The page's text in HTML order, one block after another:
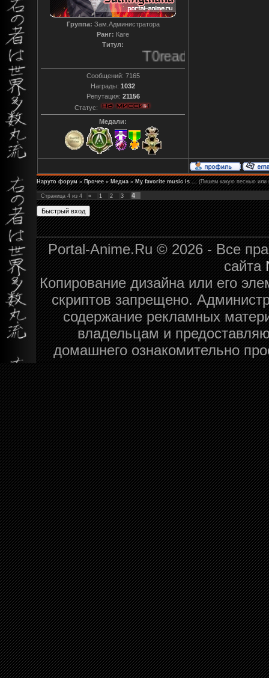
Группа: Зам.Администратора
Ранг: Каге
Титул:
T0reador xD
Сообщений: 7165
Награды: 1032
Репутация: 21156
Статус:
Медали:
Наруто форум » Прочее » Медиа » My favorite music is ... (Пишем какую песнью или
Страница 4 из 4 « 1 2 3 4
Portal-Anime.Ru © 2026 - Все
сайта
Копирование дизайна или его
скриптов запрещено.
содержание рекламных
владельцам и
домашнего ознакомительно